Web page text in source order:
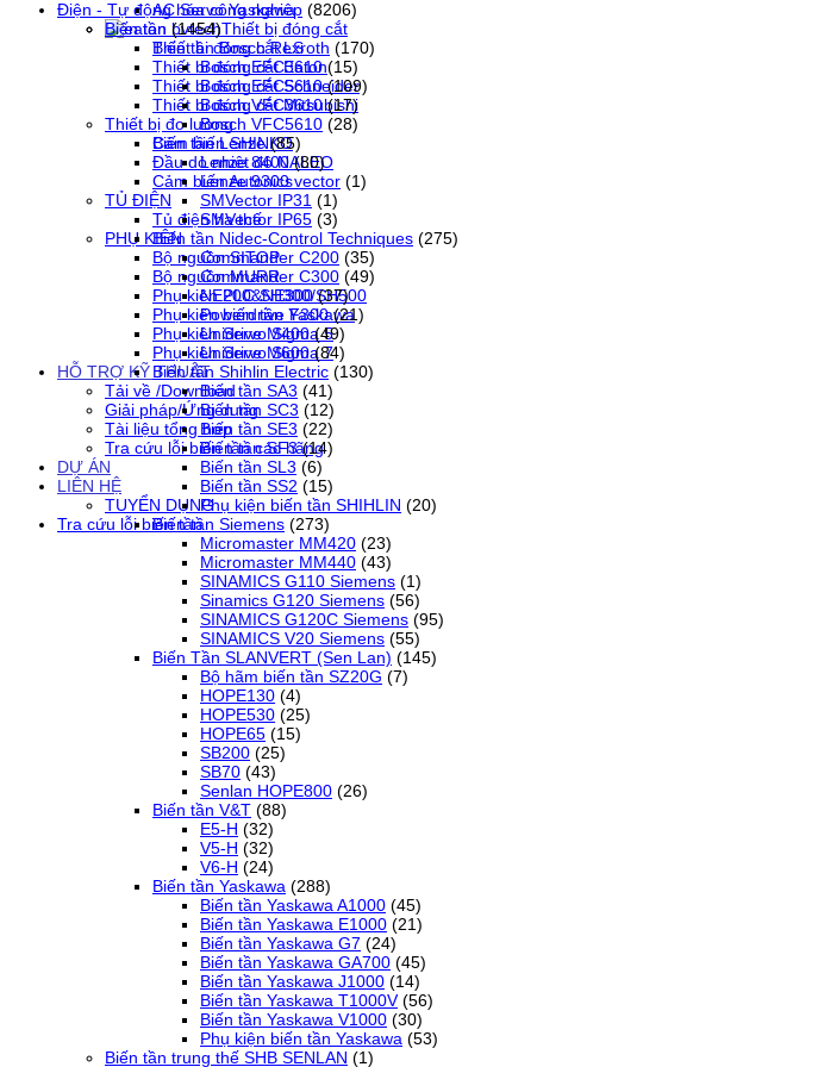
AC Servo Yaskawa
Thiết bị đóng cắt
Thiết bị đóng cắt LS
Thiết bị đóng cắt Eaton
Thiết bị đóng cắt Schneider
Thiết bị đóng cắt Mitsubishi
Thiết bị đo lường
Cảm biến SHINKO
Đầu dò nhiệt độ NALEO
Cảm biến Autonics
TỦ ĐIỆN
Tủ điện hạ thế
PHỤ KIỆN
Bộ nguồn SITOP
Bộ nguồn MURR
Phụ kiện PLC SH300/SH500
Phụ kiện biến tần Yaskawa
Phụ kiện Servo Sigma 5
Phụ kiện Servo Sigma 7
HỖ TRỢ KỸ THUẬT
Tải về /Download
Giải pháp/Ứng dụng
Tài liệu tổng hợp
Tra cứu lỗi biến tần các hãng
DỰ ÁN
LIÊN HỆ
TUYỂN DỤNG
Tra cứu lỗi biến tần
Điện - Tự động hóa công nghiệp (8206)
Biến tần (1454)
Biến tần Bosch Rexroth (170)
Bosch EFC3610 (15)
Bosch EFC5610 (109)
Bosch VFC3610 (17)
Bosch VFC5610 (28)
Biến tần Lenze (85)
Lenze 8400 (80)
Lenze 9300 vector (1)
SMVector IP31 (1)
SMVector IP65 (3)
Biến tần Nidec-Control Techniques (275)
Commander C200 (35)
Commander C300 (49)
NE200&NE300 (37)
Powerdrive F300 (21)
Unidrive M400 (49)
Unidrive M600 (84)
Biến tần Shihlin Electric (130)
Biến tần SA3 (41)
Biến tần SC3 (12)
Biến tần SE3 (22)
Biến tần SF3 (14)
Biến tần SL3 (6)
Biến tần SS2 (15)
Phụ kiện biến tần SHIHLIN (20)
Biến tần Siemens (273)
Micromaster MM420 (23)
Micromaster MM440 (43)
SINAMICS G110 Siemens (1)
Sinamics G120 Siemens (56)
SINAMICS G120C Siemens (95)
SINAMICS V20 Siemens (55)
Biến Tần SLANVERT (Sen Lan) (145)
Bộ hãm biến tần SZ20G (7)
HOPE130 (4)
HOPE530 (25)
HOPE65 (15)
SB200 (25)
SB70 (43)
Senlan HOPE800 (26)
Biến tần V&T (88)
E5-H (32)
V5-H (32)
V6-H (24)
Biến tần Yaskawa (288)
Biến tần Yaskawa A1000 (45)
Biến tần Yaskawa E1000 (21)
Biến tần Yaskawa G7 (24)
Biến tần Yaskawa GA700 (45)
Biến tần Yaskawa J1000 (14)
Biến tần Yaskawa T1000V (56)
Biến tần Yaskawa V1000 (30)
Phụ kiện biến tần Yaskawa (53)
Biến tần trung thế SHB SENLAN (1)